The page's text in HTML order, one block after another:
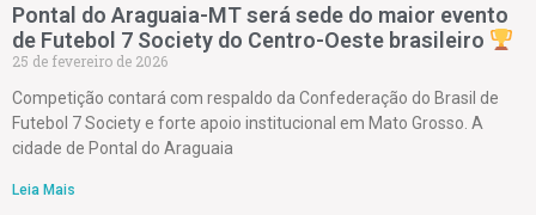
Pontal do Araguaia-MT será sede do maior evento
de Futebol 7 Society do Centro-Oeste brasileiro
25 de fevereiro de 2026
Competição contará com respaldo da Confederação do Brasil de
Futebol 7 Society e forte apoio institucional em Mato Grosso. A
cidade de Pontal do Araguaia
Leia Mais